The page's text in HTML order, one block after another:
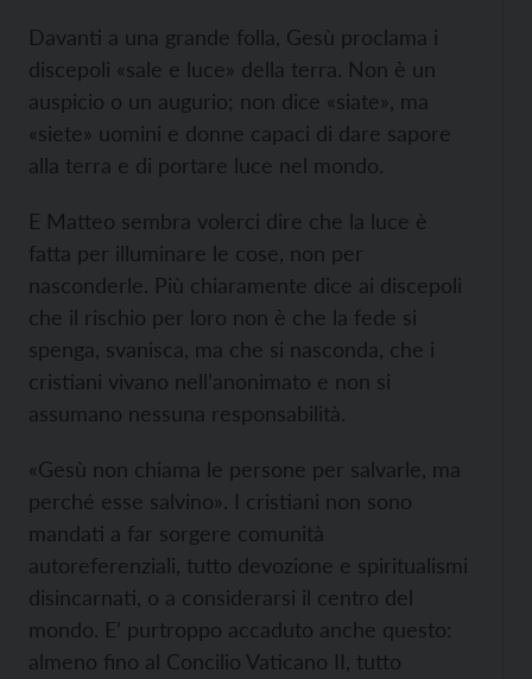
Davanti a una grande folla, Gesù proclama i
discepoli «sale e luce» della terra. Non è un
auspicio o un augurio; non dice «siate», ma
«siete» uomini e donne capaci di dare sapore
alla terra e di portare luce nel mondo.
E Matteo sembra volerci dire che la luce è
fatta per illuminare le cose, non per
nasconderle. Più chiaramente dice ai discepoli
che il rischio per loro non è che la fede si
spenga, svanisca, ma che si nasconda, che i
cristiani vivano nell’anonimato e non si
assumano nessuna responsabilità.
«Gesù non chiama le persone per salvarle, ma
perché esse salvino». I cristiani non sono
mandati a far sorgere comunità
autoreferenziali, tutto devozione e spiritualismi
disincarnati, o a considerarsi il centro del
mondo. E’ purtroppo accaduto anche questo:
almeno fino al Concilio Vaticano II, tutto